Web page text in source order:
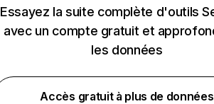
Essayez la suite complète d'outils
avec un compte gratuit et
les données
Accès gratuit à plus de données